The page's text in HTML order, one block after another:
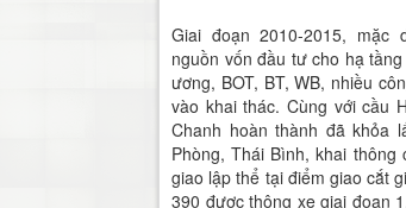
Giai đoạn 2010-2015,
nguồn vốn đầu tư cho hạ
ương, BOT, BT, WB, nhiều
vào khai thác. Cùng với cầu
Chanh hoàn thành đã khỏa
Phòng, Thái Bình, khai
giao lập thể tại điểm giao cắt
390 được thông xe giai đoạn